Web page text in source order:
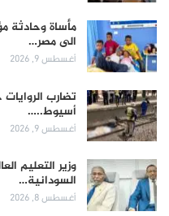
مأساة وحادثة
الى مصر…
أغسطس 9, 2026
تضارب
أسيوط..…
أغسطس 9, 2026
وزير التعليم
السودانية…
أغسطس 8, 2026